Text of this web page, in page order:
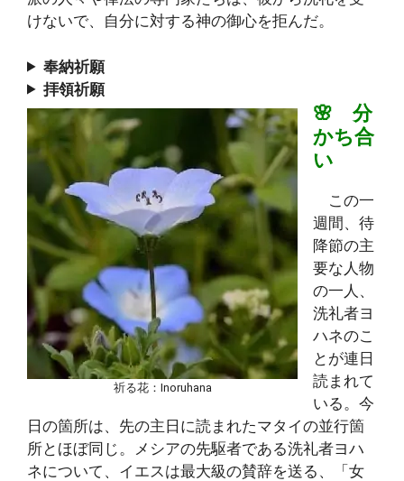
けないで、自分に対する神の御心を拒んだ。
奉納祈願
拝領祈願
祈る花：Inoruhana
🌸 分
かち合
い
この一
週間、待
降節の主
要な人物
の一人、
洗礼者ヨ
ハネのこ
とが連日
読まれて
いる。今
日の箇所は、先の主日に読まれたマタイの並行箇
所とほぼ同じ。メシアの先駆者である洗礼者ヨハ
ネについて、イエスは最大級の賛辞を送る、「女